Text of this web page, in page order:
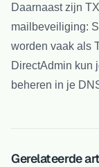
Daarnaast zijn
mailbeveiliging:
worden vaak als
DirectAdmin kun
beheren in je
Gerelateerde